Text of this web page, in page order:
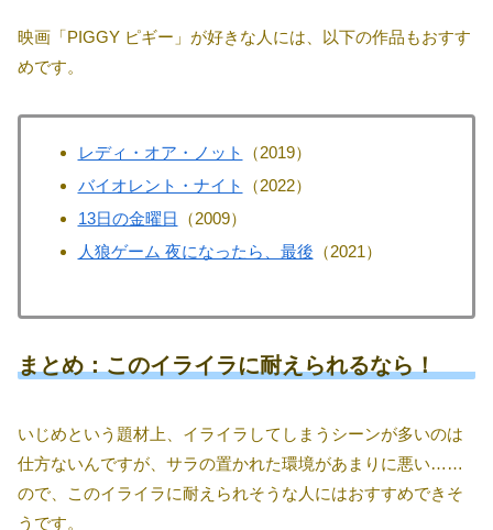
映画「PIGGY ピギー」が好きな人には、以下の作品もおすす
めです。
レディ・オア・ノット
（2019）
バイオレント・ナイト
（2022）
13日の金曜日 （2009）
人狼ゲーム 夜になったら、最後 （2021）
まとめ：このイライラに耐えられるなら！
いじめという題材上、イライラしてしまうシーンが多いのは
仕方ないんですが、サラの置かれた環境があまりに悪い……
ので、このイライラに耐えられそうな人にはおすすめできそ
うです。